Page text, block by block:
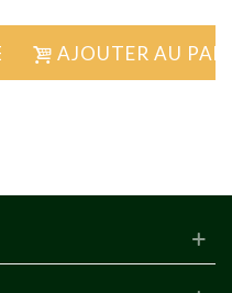
AJOUTER AU